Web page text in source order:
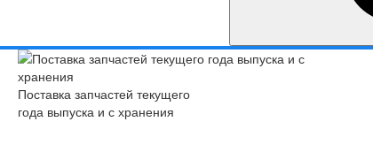
Поставка запчастей текущего
года выпуска и с хранения